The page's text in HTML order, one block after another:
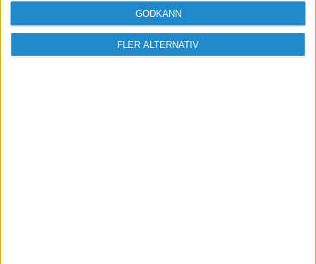
FLER ALTERNATIV
GODKÄNN